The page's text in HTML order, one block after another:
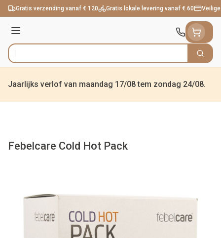
Ga naar de inhoud
Gratis verzending vanaf € 120 Gratis lokale levering vanaf € 60
Menu
Product, merk, categorie... Zoek
Jaarlijks verlof van maandag 17/08 tem zondag 24/08.
Febelcare Cold Hot Pack